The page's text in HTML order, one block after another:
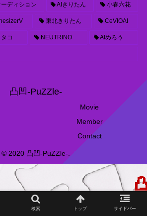
ディション AIきりたん 小春六花
東北きりたん CeVIOAI
コ NEUTRINO AIめろう
凸凹-PuZZle-
Movie
Member
Contact
© 2020 凸凹-PuZZle-.
検索 トップ サイドバー